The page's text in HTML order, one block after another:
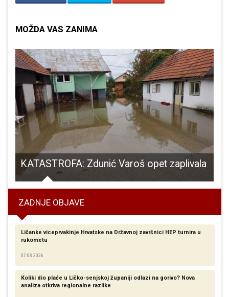
MOŽDA VAS ZANIMA
KATASTROFA: Zdunić Varoš opet zaplivala
ZADNJE OBJAVE
Ličanke viceprvakinje Hrvatske na Državnoj završnici HEP turnira u
rukometu
07.08.2026
Koliki dio plaće u Ličko-senjskoj županiji odlazi na gorivo? Nova
analiza otkriva regionalne razlike​